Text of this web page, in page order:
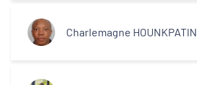
Charlemagne HOUNKPATIN